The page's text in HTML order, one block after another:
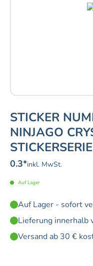
STICKER
NINJAGO
STICKERSERIE
0.3*inkl. MwSt.
Auf Lager
Auf Lager - sofort
Lieferung innerhalb
Versand ab 30 €